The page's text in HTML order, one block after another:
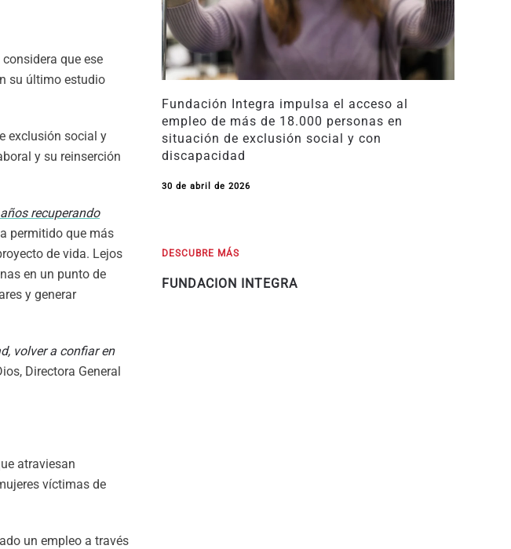
que ese
su último estudio
exclusión social y
y su reinserción
años recuperando
permitido que más
de vida. Lejos
en un punto de
y generar
volver a confiar en
Directora General
atraviesan
víctimas de
un empleo a través
Fundación Integra impulsa el acceso al
empleo de más de 18.000 personas en
situación de exclusión social y con
discapacidad
30 de abril de 2026
DESCUBRE MÁS
FUNDACION INTEGRA